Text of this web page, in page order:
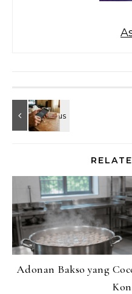
Adonan Bakso yang